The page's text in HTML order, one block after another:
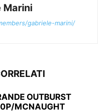
Marini
gabriele-marini/
OUTBURST
MCNAUGHT